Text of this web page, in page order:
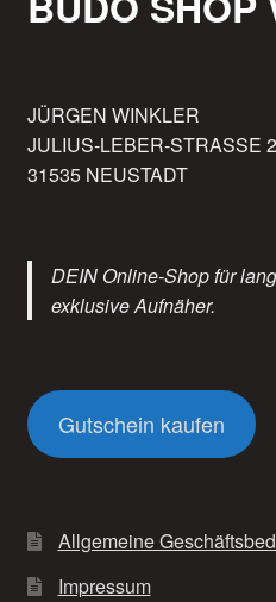
JÜRGEN WINKLER
JULIUS-LEBER-STRASSE
31535 NEUSTADT
DEIN Online-Shop für
exklusive Aufnäher.
Gutschein kaufen
Allgemeine
Impressum